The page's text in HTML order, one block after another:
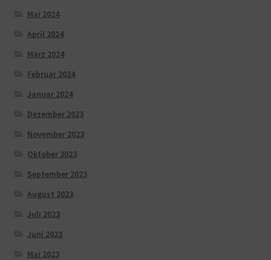
Mai 2024
April 2024
März 2024
Februar 2024
Januar 2024
Dezember 2023
November 2023
Oktober 2023
September 2023
August 2023
Juli 2023
Juni 2023
Mai 2023